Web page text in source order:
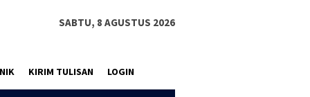
SABTU, 8 AGUSTUS 2026
KIRIM TULISAN LOGIN